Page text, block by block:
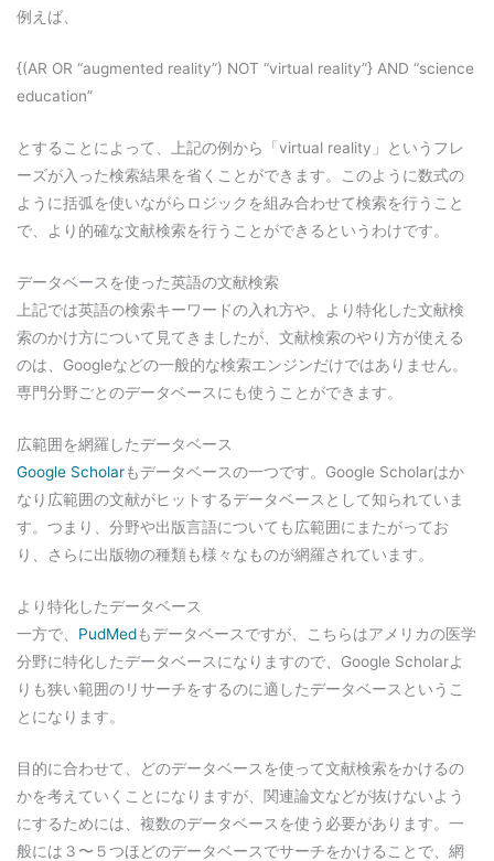
例えば、
{(AR OR “augmented reality”) NOT “virtual reality”} AND “science
education”
とすることによって、上記の例から「virtual reality」というフレ
ーズが入った検索結果を省くことができます。このように数式の
ように括弧を使いながらロジックを組み合わせて検索を行うこと
で、より的確な文献検索を行うことができるというわけです。
データベースを使った英語の文献検索
上記では英語の検索キーワードの入れ方や、より特化した文献検
索のかけ方について見てきましたが、文献検索のやり方が使える
のは、Googleなどの一般的な検索エンジンだけではありません。
専門分野ごとのデータベースにも使うことができます。
広範囲を網羅したデータベース
Google Scholarもデータベースの一つです。Google Scholarはか
なり広範囲の文献がヒットするデータベースとして知られていま
す。つまり、分野や出版言語についても広範囲にまたがってお
り、さらに出版物の種類も様々なものが網羅されています。
より特化したデータベース
一方で、 PudMedもデータベースですが、こちらはアメリカの医学
分野に特化したデータベースになりますので、Google Scholarよ
りも狭い範囲のリサーチをするのに適したデータベースというこ
とになります。
目的に合わせて、どのデータベースを使って文献検索をかけるの
かを考えていくことになりますが、関連論文などが抜けないよう
にするためには、複数のデータベースを使う必要があります。一
般には３〜５つほどのデータベースでサーチをかけることで、網